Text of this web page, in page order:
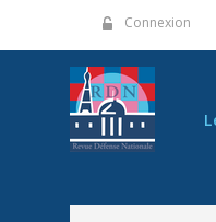
Connexion